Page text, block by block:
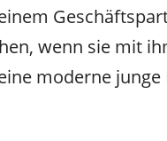
wenn sie mit
moderne junge